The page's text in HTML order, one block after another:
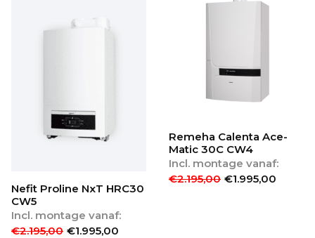
Nefit Proline NxT HRC30
CW5
Incl. montage vanaf:
€2.195,00 €1.995,00
Remeha Calenta Ace-
Matic 30C CW4
Incl. montage vanaf:
€2.195,00 €1.995,00